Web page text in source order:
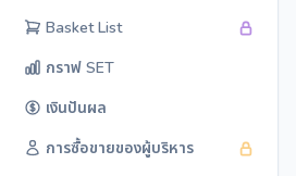
Basket List
กราฟ SET
เงินปันผล
การซื้อขายของผู้บริหาร